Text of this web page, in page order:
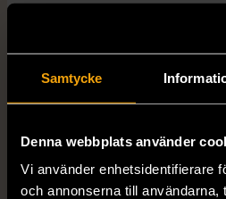
Samtycke
Denna webbplats använder
Vi använder enhetsidentifierare
och annonserna till användarna,
Varumärke Trefl
Produkten är unik och finns
Fri frakt på alla köp över